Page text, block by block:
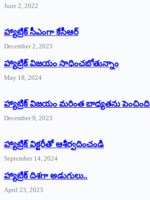
June 2, 2022
హ్యాట్రిక్‌ ‌సీఎంగా కేసీఆర్‌
December 2, 2023
హ్యాట్రిక్‌ విజయం సాధించబోతున్నాం
May 18, 2024
హ్యాట్రిక్ విజయం మరింత బాధ్యతను పెంచింది
December 9, 2023
హ్యాట్రిక్‌ ‌విక్టరీతో ఆశీర్వదించండి
September 14, 2024
‌హ్యాట్రిక్‌ ‌దిశగా అడుగులు..
April 23, 2023